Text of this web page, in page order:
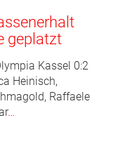
geplatzt
Kassel 0:2
Heinisch,
Raffaele
…